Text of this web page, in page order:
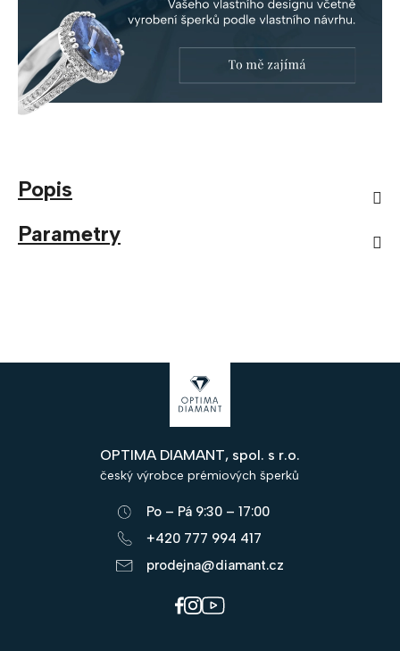
Popis
Parametry
OPTIMA DIAMANT, spol. s r.o.
český výrobce prémiových šperků
Po – Pá 9:30 – 17:00
+420 777 994 417
prodejna@diamant.cz